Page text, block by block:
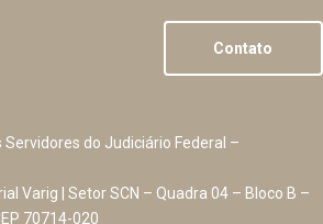
Contato
do Judiciário Federal –
Varig | Setor SCN – Quadra 04 – Bloco B –
70714-020